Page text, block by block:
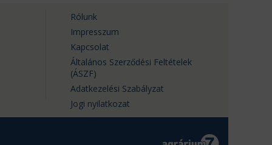
Rólunk
Impresszum
Kapcsolat
Általános Szerződési Feltételek
(ÁSZF)
Adatkezelési Szabályzat
Jogi nyilatkozat